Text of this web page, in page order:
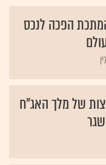
הפכה לנכס
של מלך האג״ח